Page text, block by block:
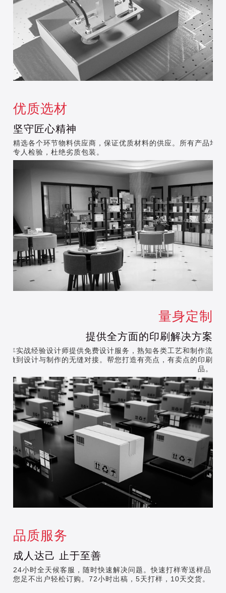
优质选材
坚守匠心精神
精选各个环节物料供应商，保证优质材料的供应。所有产品均由
专人检验，杜绝劣质包装。
量身定制
提供全方面的印刷解决方案
多年实战经验设计师提供免费设计服务，熟知各类工艺和制作流
做到设计与制作的无缝对接。帮您打造有亮点，有卖点的印刷
品。
品质服务
成人达己 止于至善
24小时全天候客服，随时快速解决问题。快速打样寄送样品，
您足不出户轻松订购。72小时出稿，5天打样，10天交货。